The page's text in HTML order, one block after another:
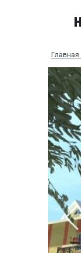
Главная